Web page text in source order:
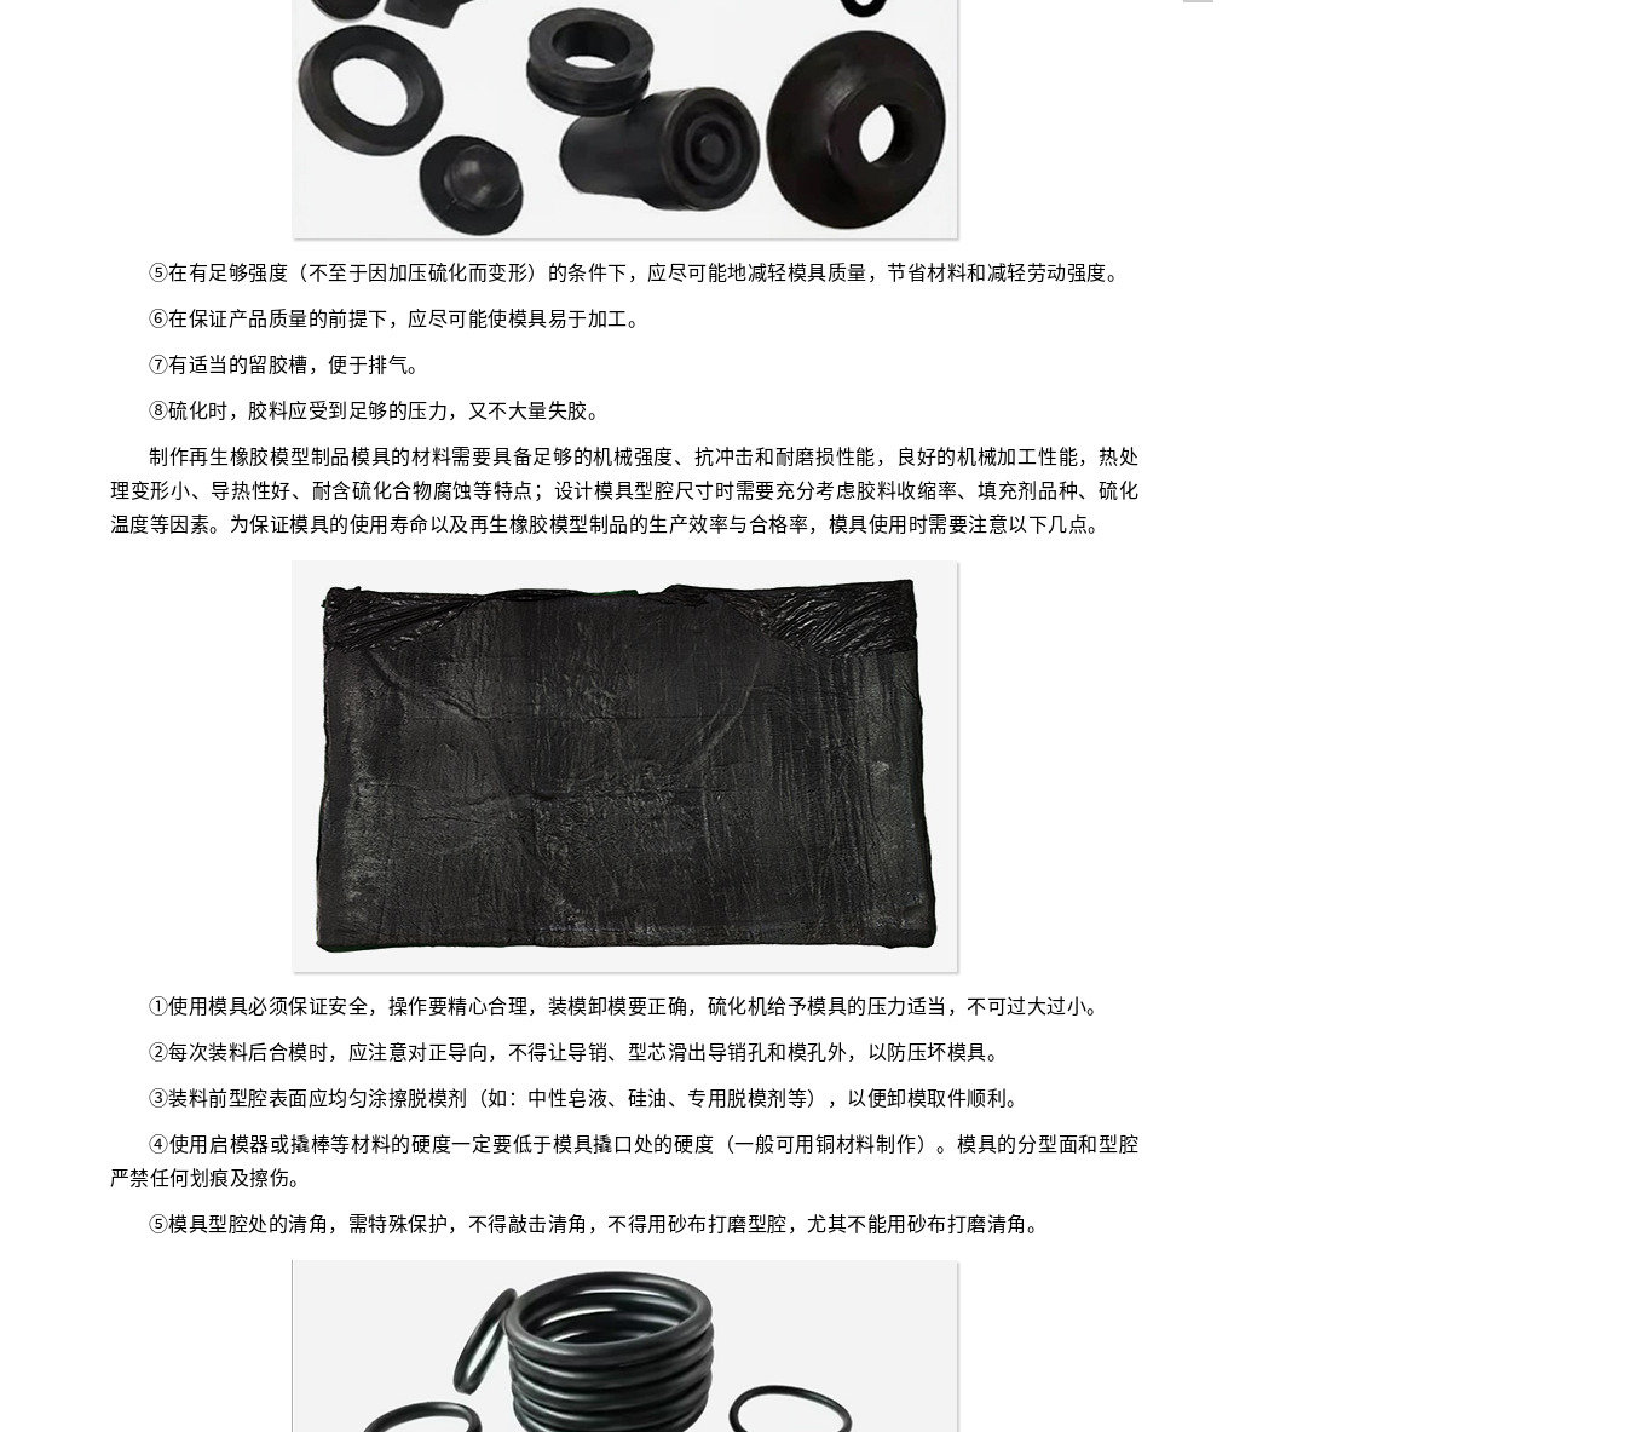
⑤在有足够强度（不至于因加压硫化而变形）的条件下，应尽可能地减轻模具质量，节省材料和减轻劳动强度。
⑥在保证产品质量的前提下，应尽可能使模具易于加工。
⑦有适当的留胶槽，便于排气。
⑧硫化时，胶料应受到足够的压力，又不大量失胶。
制作再生橡胶模型制品模具的材料需要具备足够的机械强度、抗冲击和耐磨损性能，良好的机械加工性能，热处
理变形小、导热性好、耐含硫化合物腐蚀等特点；设计模具型腔尺寸时需要充分考虑胶料收缩率、填充剂品种、硫化
温度等因素。为保证模具的使用寿命以及再生橡胶模型制品的生产效率与合格率，模具使用时需要注意以下几点。
①使用模具必须保证安全，操作要精心合理，装模卸模要正确，硫化机给予模具的压力适当，不可过大过小。
②每次装料后合模时，应注意对正导向，不得让导销、型芯滑出导销孔和模孔外，以防压坏模具。
③装料前型腔表面应均匀涂擦脱模剂（如：中性皂液、硅油、专用脱模剂等），以便卸模取件顺利。
④使用启模器或撬棒等材料的硬度一定要低于模具撬口处的硬度（一般可用铜材料制作）。模具的分型面和型腔
严禁任何划痕及擦伤。
⑤模具型腔处的清角，需特殊保护，不得敲击清角，不得用砂布打磨型腔，尤其不能用砂布打磨清角。